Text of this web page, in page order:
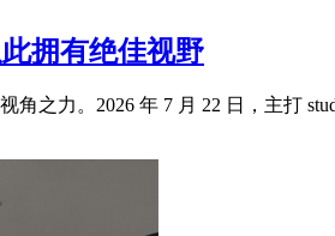
拥有绝佳视野
之力。2026 年 7 月 22 日，主打